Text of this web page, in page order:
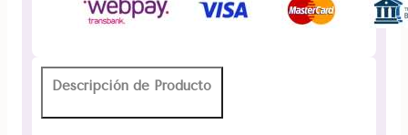
Descripción de Producto